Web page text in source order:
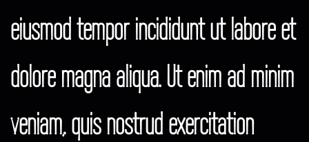
eiusmod tempor incididunt ut labore et
dolore magna aliqua. Ut enim ad minim
veniam, quis nostrud exercitation